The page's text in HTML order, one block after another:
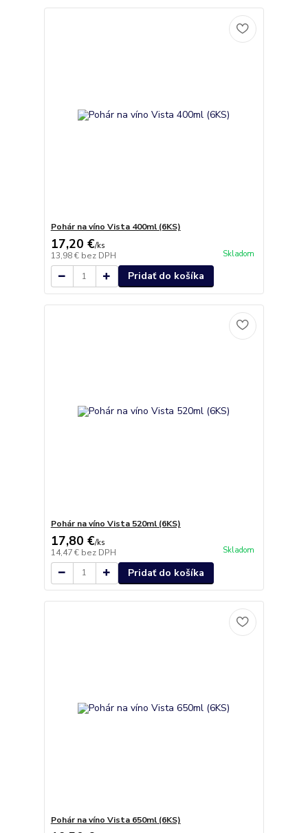
Pohár na víno Vista 400ml (6KS)
17,20 €/ks
13,98 € bez DPH Skladom
Pridať do košíka
Pohár na víno Vista 520ml (6KS)
17,80 €/ks
14,47 € bez DPH Skladom
Pridať do košíka
Pohár na víno Vista 650ml (6KS)